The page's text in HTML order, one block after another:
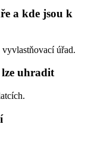
a kde jsou k
úřad.
uhradit